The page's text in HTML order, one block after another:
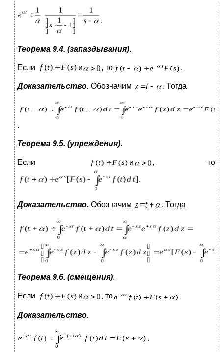
.
Теорема 9.4. (запаздывания).
Если и , то .
Доказательство. Обозначим . Тогда
.
Теорема 9.5. (упреждения).
Если и , то
.
Доказательство. Обозначим . Тогда
Теорема 9.6. (смещения).
Если и , то .
Доказательство.
.